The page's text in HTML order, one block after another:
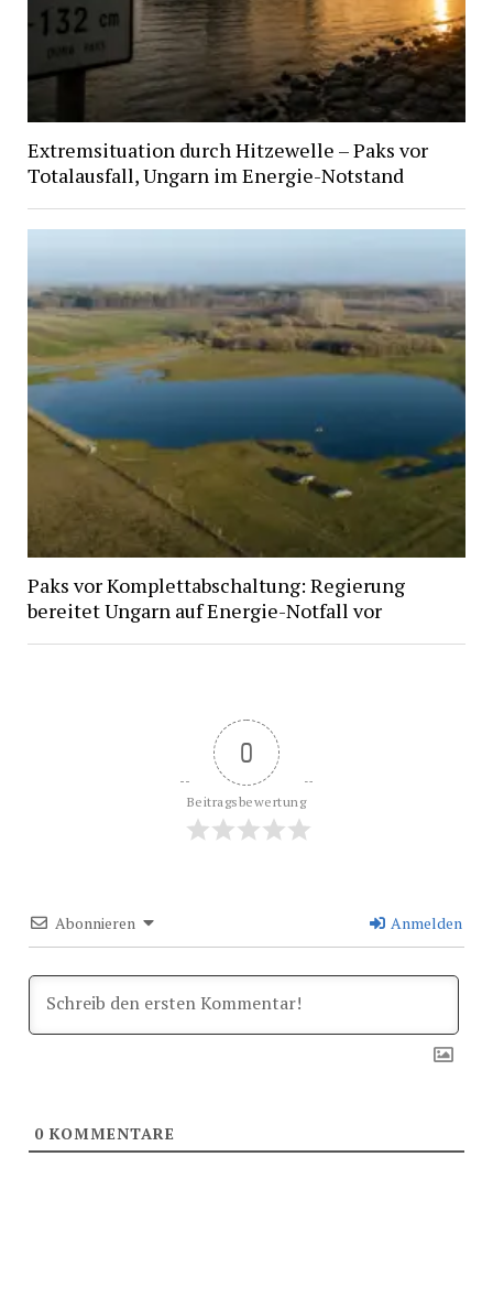
Extremsituation durch Hitzewelle – Paks vor
Totalausfall, Ungarn im Energie-Notstand
Paks vor Komplettabschaltung: Regierung
bereitet Ungarn auf Energie-Notfall vor
0
Beitragsbewertung
Abonnieren Anmelden
0KOMMENTARE